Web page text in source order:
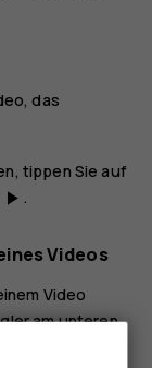
das
tippen Sie auf
play_arrow .
Videos
Video
am unteren